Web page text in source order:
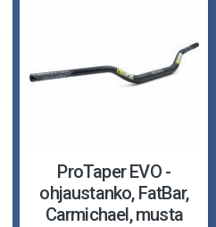
ProTaper EVO -
ohjaustanko, FatBar,
Carmichael, musta